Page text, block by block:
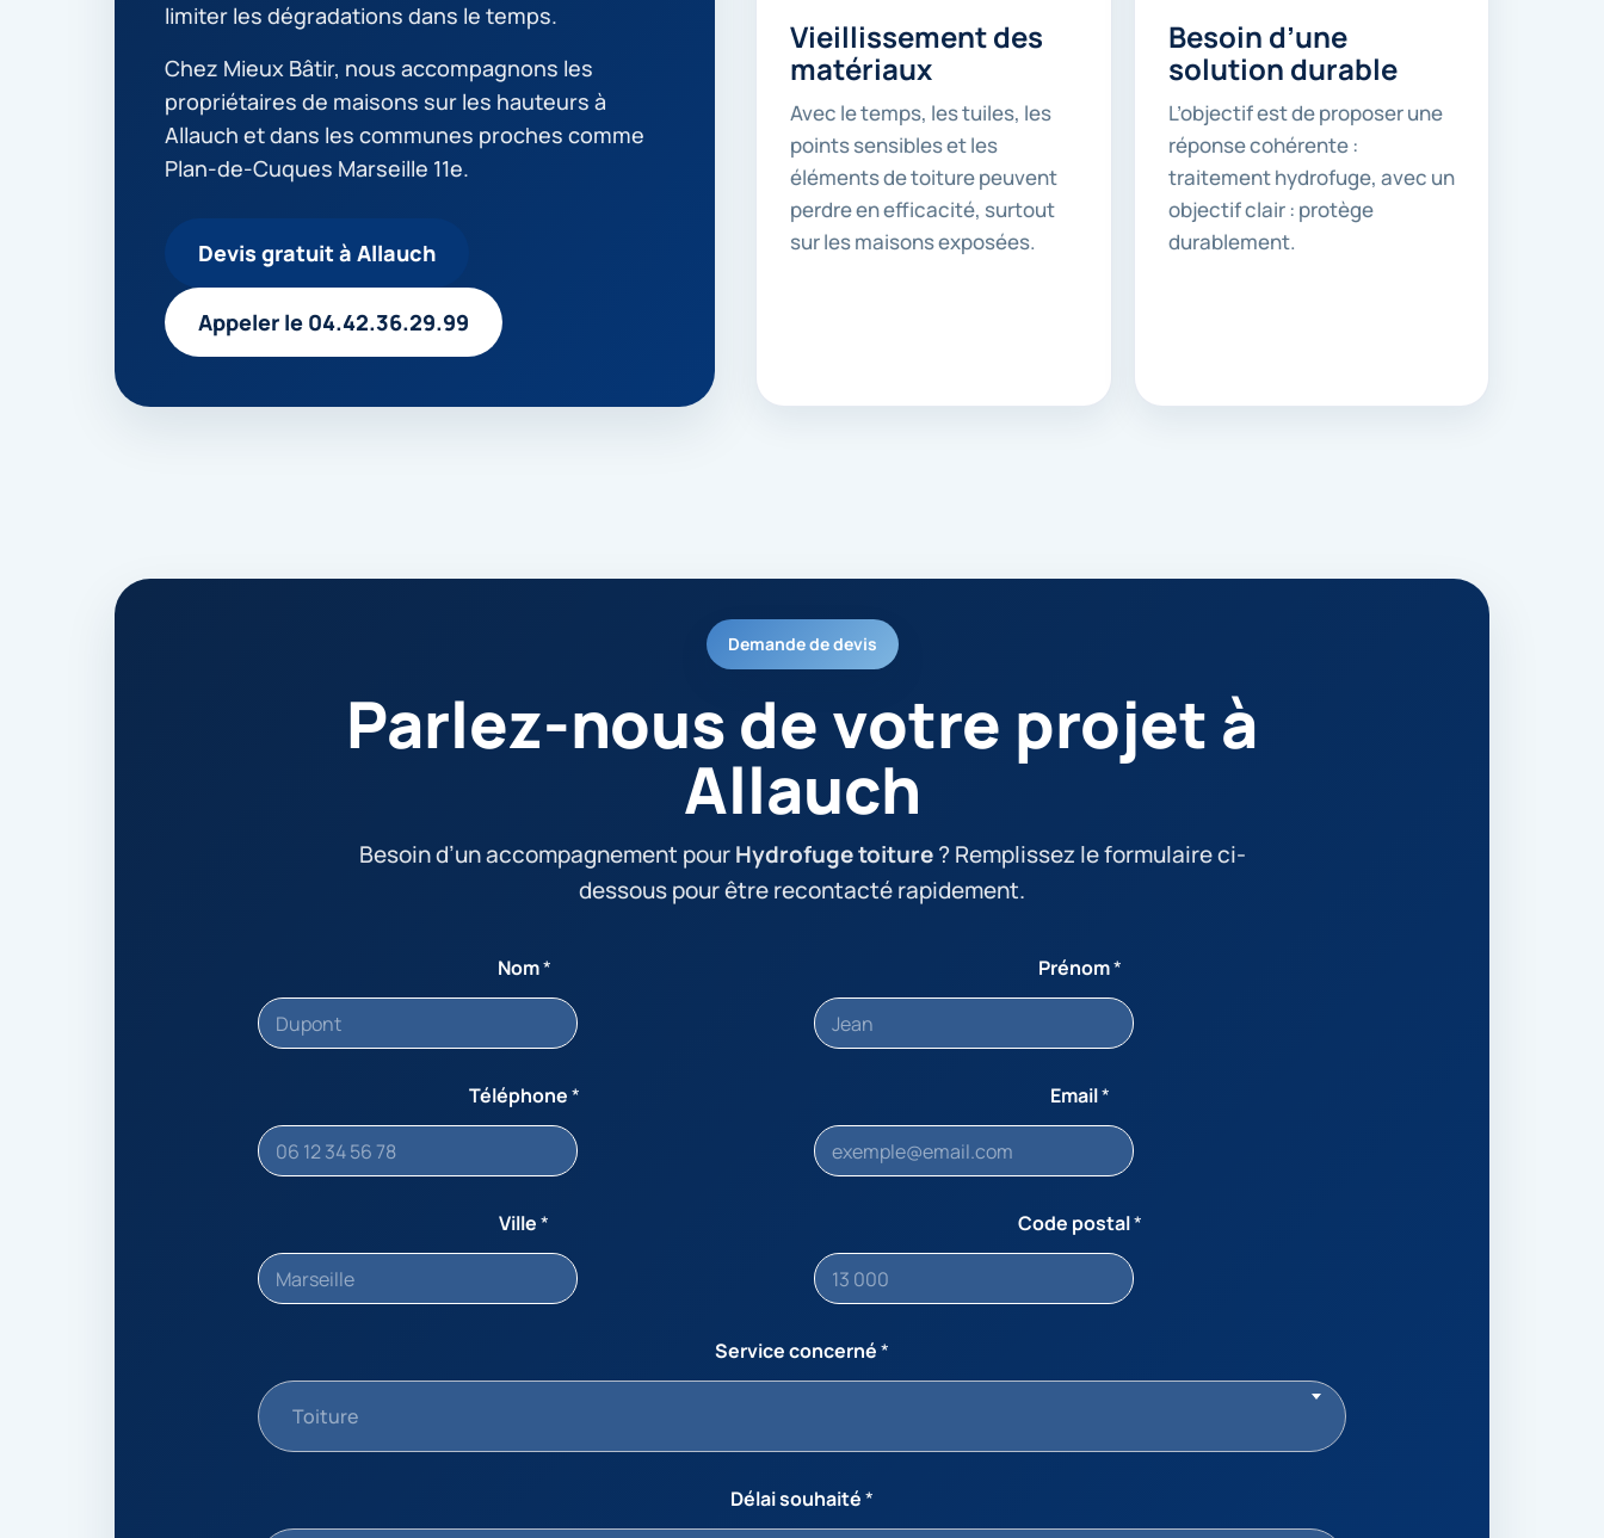
limiter les dégradations dans le temps.
Chez Mieux Bâtir, nous accompagnons les
propriétaires de maisons sur les hauteurs à
Allauch et dans les communes proches comme
Plan-de-Cuques Marseille 11e.
Devis gratuit à Allauch
Appeler le 04.42.36.29.99
Vieillissement des
matériaux
Avec le temps, les tuiles, les
points sensibles et les
éléments de toiture peuvent
perdre en efficacité, surtout
sur les maisons exposées.
Besoin d’une
solution durable
L’objectif est de proposer une
réponse cohérente :
traitement hydrofuge, avec un
objectif clair : protège
durablement.
Demande de devis
Parlez-nous de votre projet à
Allauch
Besoin d’un accompagnement pourHydrofuge toiture? Remplissez le formulaire ci-
dessous pour être recontacté rapidement.
Nom* Prénom*
Téléphone* Email*
Ville* Code postal*
Service concerné*
Toiture
Délai souhaité*